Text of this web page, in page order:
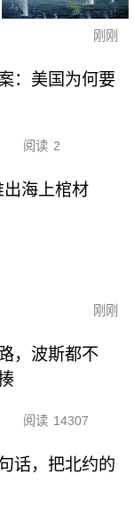
刚刚
：美国为何要
阅读 2
出海上棺材
刚刚
，波斯都不
阅读 14307
话，把北约的